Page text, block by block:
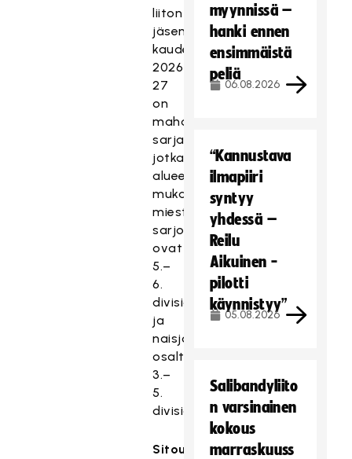
liiton
jäsenyyttä
kaudelle
2026–
27
on
mahdollista
sarjaportaille,
jotka
alueen
mukaan
miesten
sarjoissa
ovat
5.–
6.
divisioona
ja
naisjoukkueiden
osalta
3.–
5.
divisioona.
Sitoutuminen
myynnissä –
hanki ennen
ensimmäistä
peliä
06.08.2026
“Kannustava
ilmapiiri
syntyy
yhdessä –
Reilu
Aikuinen -
pilotti
käynnistyy”
05.08.2026
Salibandyliito
n varsinainen
kokous
marraskuuss